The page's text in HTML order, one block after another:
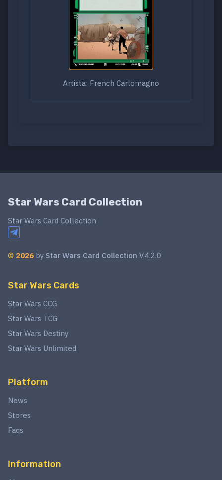
Artista: French Carlomagno
Star Wars Card Collection
Star Wars Card Collection
© 2026 by Star Wars Card Collection V.4.2.0
Star Wars Cards
Star Wars CCG
Star Wars TCG
Star Wars Destiny
Star Wars Unlimited
Platform
News
Stores
Faqs
Information